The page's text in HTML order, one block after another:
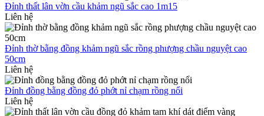
Đỉnh thất lân vờn cầu khảm ngũ sắc cao 1m15
Liên hệ
Đỉnh thờ bằng đồng khảm ngũ sắc rồng phượng chầu nguyệt cao
50cm
Liên hệ
Đỉnh đồng bằng đồng đỏ phớt nỉ chạm rồng nổi
Liên hệ